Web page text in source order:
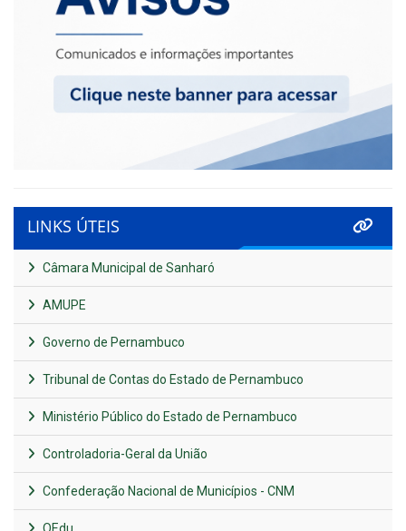
LINKS ÚTEIS
Câmara Municipal de Sanharó
AMUPE
Governo de Pernambuco
Tribunal de Contas do Estado de Pernambuco
Ministério Público do Estado de Pernambuco
Controladoria-Geral da União
Confederação Nacional de Municípios - CNM